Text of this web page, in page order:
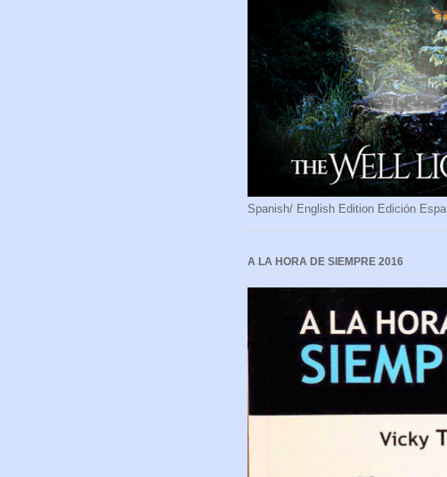
Spanish/ English Edition Edición
A LA HORA DE SIEMPRE 2016